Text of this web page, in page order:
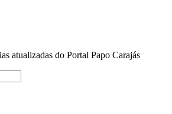
atualizadas do Portal Papo Carajás